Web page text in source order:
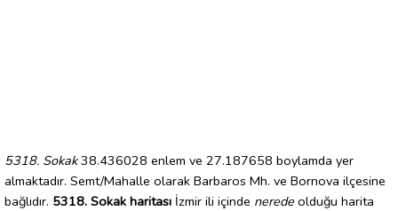
5318. Sokak38.436028 enlem ve 27.187658 boylamda yer
almaktadır. Semt/Mahalle olarak Barbaros Mh. ve Bornova ilçesine
bağlıdır. 5318. Sokak haritası İzmir ili içinde nerede olduğu harita